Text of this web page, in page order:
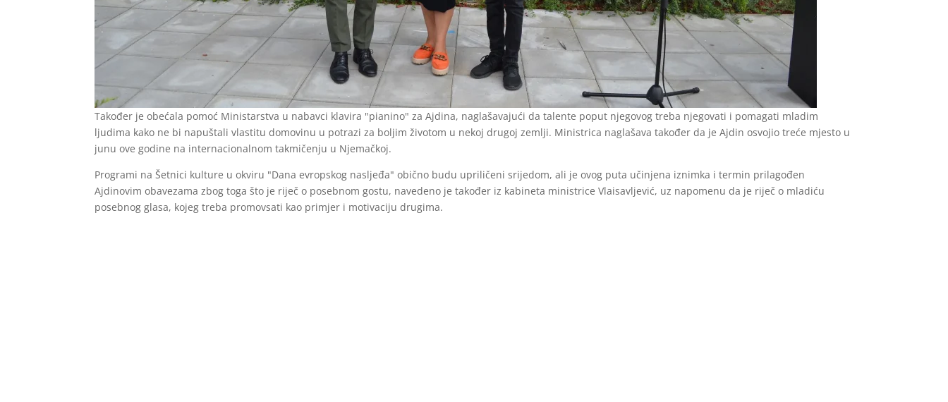
Također je obećala pomoć Ministarstva u nabavci klavira "pianino" za Ajdina, naglašavajući da talente poput njegovog treba njegovati i pomagati mladim
ljudima kako ne bi napuštali vlastitu domovinu u potrazi za boljim životom u nekoj drugoj zemlji. Ministrica naglašava također da je Ajdin osvojio treće mjesto u
junu ove godine na internacionalnom takmičenju u Njemačkoj.
Programi na Šetnici kulture u okviru "Dana evropskog nasljeđa" obično budu upriličeni srijedom, ali je ovog puta učinjena iznimka i termin prilagođen
Ajdinovim obavezama zbog toga što je riječ o posebnom gostu, navedeno je također iz kabineta ministrice Vlaisavljević, uz napomenu da je riječ o mladiću
posebnog glasa, kojeg treba promovsati kao primjer i motivaciju drugima.